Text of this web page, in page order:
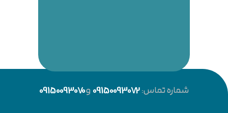
شماره تماس:09150093072و09150093070